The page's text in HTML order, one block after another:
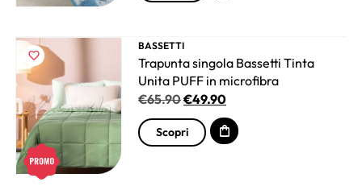
BASSETTI
Trapunta singola Bassetti Tinta
Unita PUFF in microfibra
€65.90€49.90
Scopri